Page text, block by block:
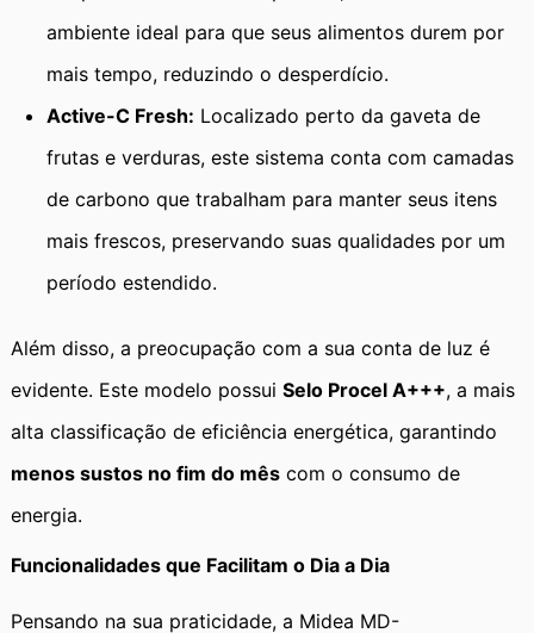
ambiente ideal para que seus alimentos durem por
mais tempo, reduzindo o desperdício.
Active-C Fresh: Localizado perto da gaveta de
frutas e verduras, este sistema conta com camadas
de carbono que trabalham para manter seus itens
mais frescos, preservando suas qualidades por um
período estendido.
Além disso, a preocupação com a sua conta de luz é
evidente. Este modelo possui Selo Procel A+++, a mais
alta classificação de eficiência energética, garantindo
menos sustos no fim do mês com o consumo de
energia.
Funcionalidades que Facilitam o Dia a Dia
Pensando na sua praticidade, a Midea MD-